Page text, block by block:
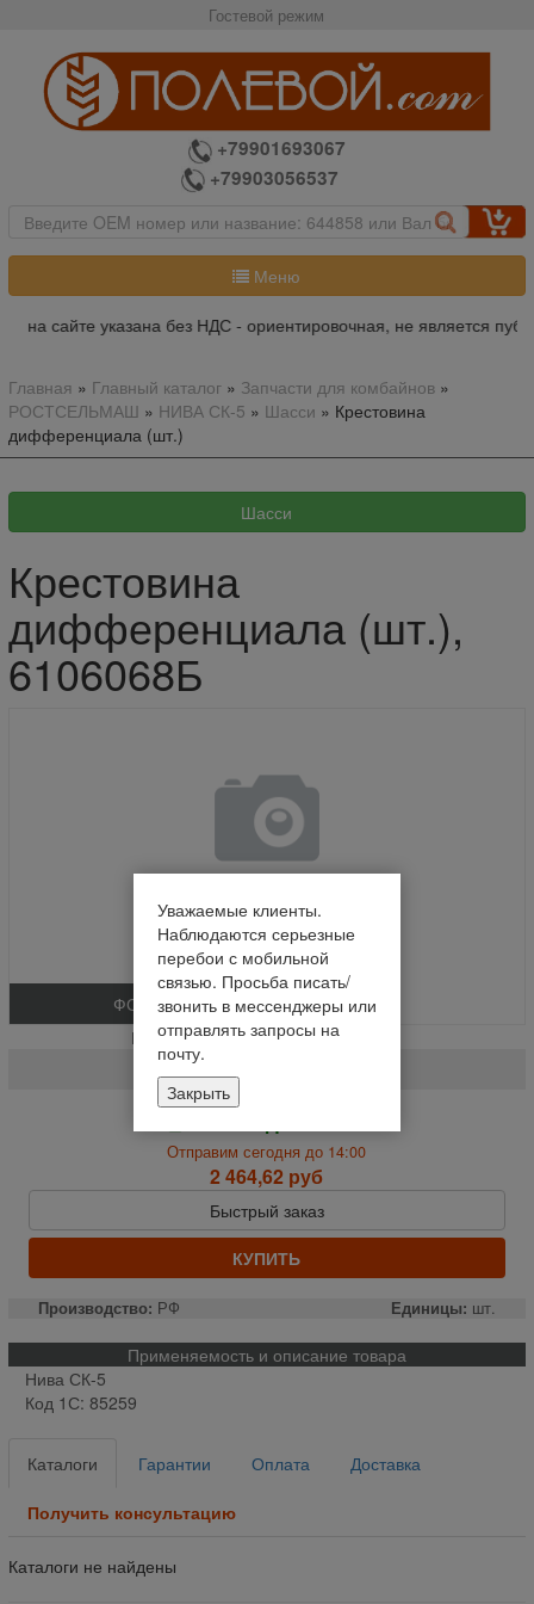
Гостевой режим
+79901693067
+79903056537
Меню
на сайте указана без НДС - ориентировочная, не является
Главная » Главный каталог» Запчасти для комбайнов»
РОСТСЕЛЬМАШ » НИВА СК-5 » Шасси » Крестовина
дифференциала (шт.)
Крестовина
дифференциала (шт.),
6106068Б
ФОТО
Крестовина дифференциала (шт.)
Отправим сегодня до 14:00
2 464,62 руб
Быстрый заказ
КУПИТЬ
Производство: РФ Единицы: шт.
Применяемость и описание товара
Нива СК-5
Код 1С: 85259
Каталоги Гарантии Оплата Доставка
Получить консультацию
Каталоги не найдены
Уважаемые клиенты.
Наблюдаются серьезные
перебои с мобильной
связью. Просьба писать/
звонить в мессенджеры или
отправлять запросы на
почту.
Закрыть